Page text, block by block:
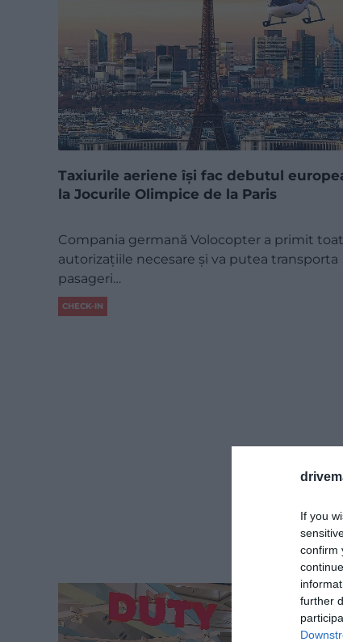
If you
confirm
further
Taxiurile aeriene își fac debutul
la Jocurile Olimpice de la Paris
Compania germană Volocopter a primit
autorizațiile necesare și va putea transporta
pasageri…
CHECK-IN